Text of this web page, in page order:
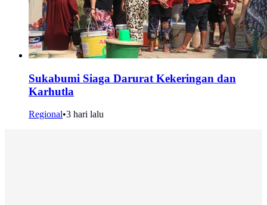
Sukabumi Siaga Darurat Kekeringan dan
Karhutla
Regional•3 hari lalu